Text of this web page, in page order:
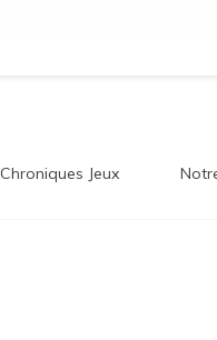
Chroniques Jeux